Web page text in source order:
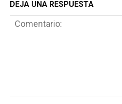
DEJA UNA RESPUESTA